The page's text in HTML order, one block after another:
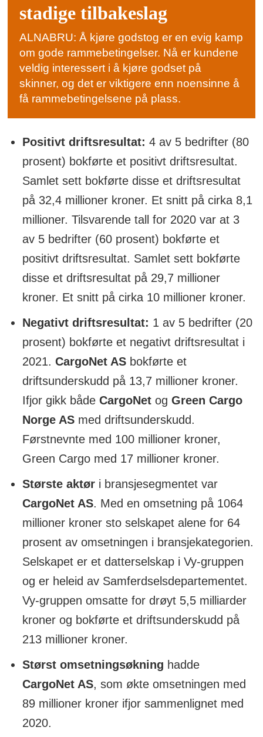
stadige tilbakeslag
ALNABRU: Å kjøre godstog er en evig kamp
om gode rammebetingelser. Nå er kundene
veldig interessert i å kjøre godset på
skinner, og det er viktigere enn noensinne å
få rammebetingelsene på plass.
Positivt driftsresultat: 4 av 5 bedrifter (80
prosent) bokførte et positivt driftsresultat.
Samlet sett bokførte disse et driftsresultat
på 32,4 millioner kroner. Et snitt på cirka 8,1
millioner. Tilsvarende tall for 2020 var at 3
av 5 bedrifter (60 prosent) bokførte et
positivt driftsresultat. Samlet sett bokførte
disse et driftsresultat på 29,7 millioner
kroner. Et snitt på cirka 10 millioner kroner.
Negativt driftsresultat: 1 av 5 bedrifter (20
prosent) bokførte et negativt driftsresultat i
2021. CargoNet ASbokførte et
driftsunderskudd på 13,7 millioner kroner.
Ifjor gikk både CargoNetog Green Cargo
Norge ASmed driftsunderskudd.
Førstnevnte med 100 millioner kroner,
Green Cargo med 17 millioner kroner.
Største aktøri bransjesegmentet var
CargoNet AS. Med en omsetning på 1064
millioner kroner sto selskapet alene for 64
prosent av omsetningen i bransjekategorien.
Selskapet er et datterselskap i Vy-gruppen
og er heleid av Samferdselsdepartementet.
Vy-gruppen omsatte for drøyt 5,5 milliarder
kroner og bokførte et driftsunderskudd på
213 millioner kroner.
Størst omsetningsøkning hadde
CargoNet AS, som økte omsetningen med
89 millioner kroner ifjor sammenlignet med
2020.